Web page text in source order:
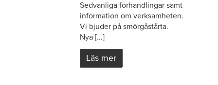
Sedvanliga förhandlingar samt
information om verksamheten.
Vi bjuder på smörgåstårta.
Nya [...]
Läs mer